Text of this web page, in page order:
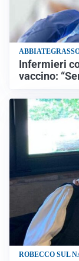
Infermieri
vaccino:
ROBECCO SUL